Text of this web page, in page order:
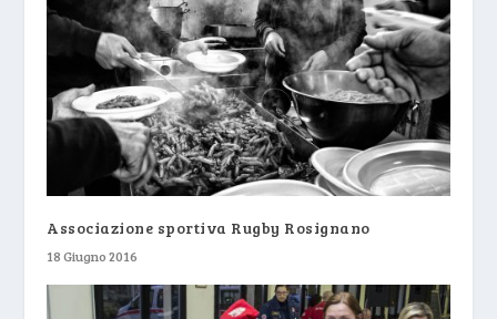
Associazione sportiva Rugby Rosignano
18 Giugno 2016